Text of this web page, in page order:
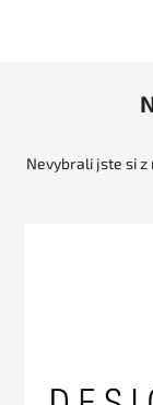
Nevybrali jste si